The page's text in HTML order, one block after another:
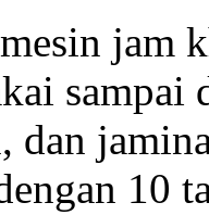
jam
sampai
dan
10